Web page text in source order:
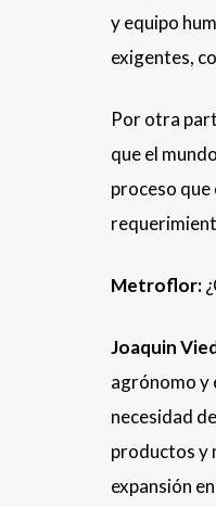
y equipo
exigentes,
Por otra
que el
proceso que
Metroflor:
Joaquin
agrónomo y
necesidad
productos y
expansión